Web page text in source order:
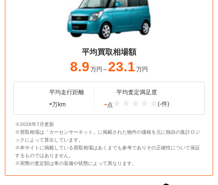
平均買取相場額
8.9 万円～ 23.1 万円
平均走行距離
-万km
平均査定満足度
-点 (-件)
※2026年7月更新
※買取相場は「カーセンサーネット」に掲載された物件の価格を元に独自の集計ロジ
ックによって算出しています。
※本サイトに掲載している買取相場はあくまでも参考でありその正確性について保証
するものではありません。
※実際の査定額は車の装備や状態によって異なります。